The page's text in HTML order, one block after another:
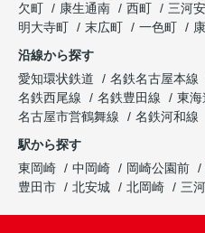
欠町
康生通南 西町 三河
明大寺町
末広町 一色町
沿線から探す
愛知環状鉄道
名鉄名古屋本線
名鉄西尾線
名鉄豊田線 東海
名古屋市営鶴舞線
名鉄河和線
駅から探す
東岡崎
中岡崎 岡崎公園前
豊田市
北安城 北岡崎 三